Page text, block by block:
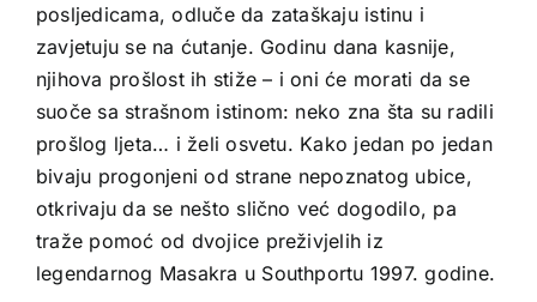
posljedicama, odluče da zataškaju istinu i
zavjetuju se na ćutanje. Godinu dana kasnije,
njihova prošlost ih stiže – i oni će morati da se
suoče sa strašnom istinom: neko zna šta su radili
prošlog ljeta… i želi osvetu. Kako jedan po jedan
bivaju progonjeni od strane nepoznatog ubice,
otkrivaju da se nešto slično već dogodilo, pa
traže pomoć od dvojice preživjelih iz
legendarnog Masakra u Southportu 1997. godine.